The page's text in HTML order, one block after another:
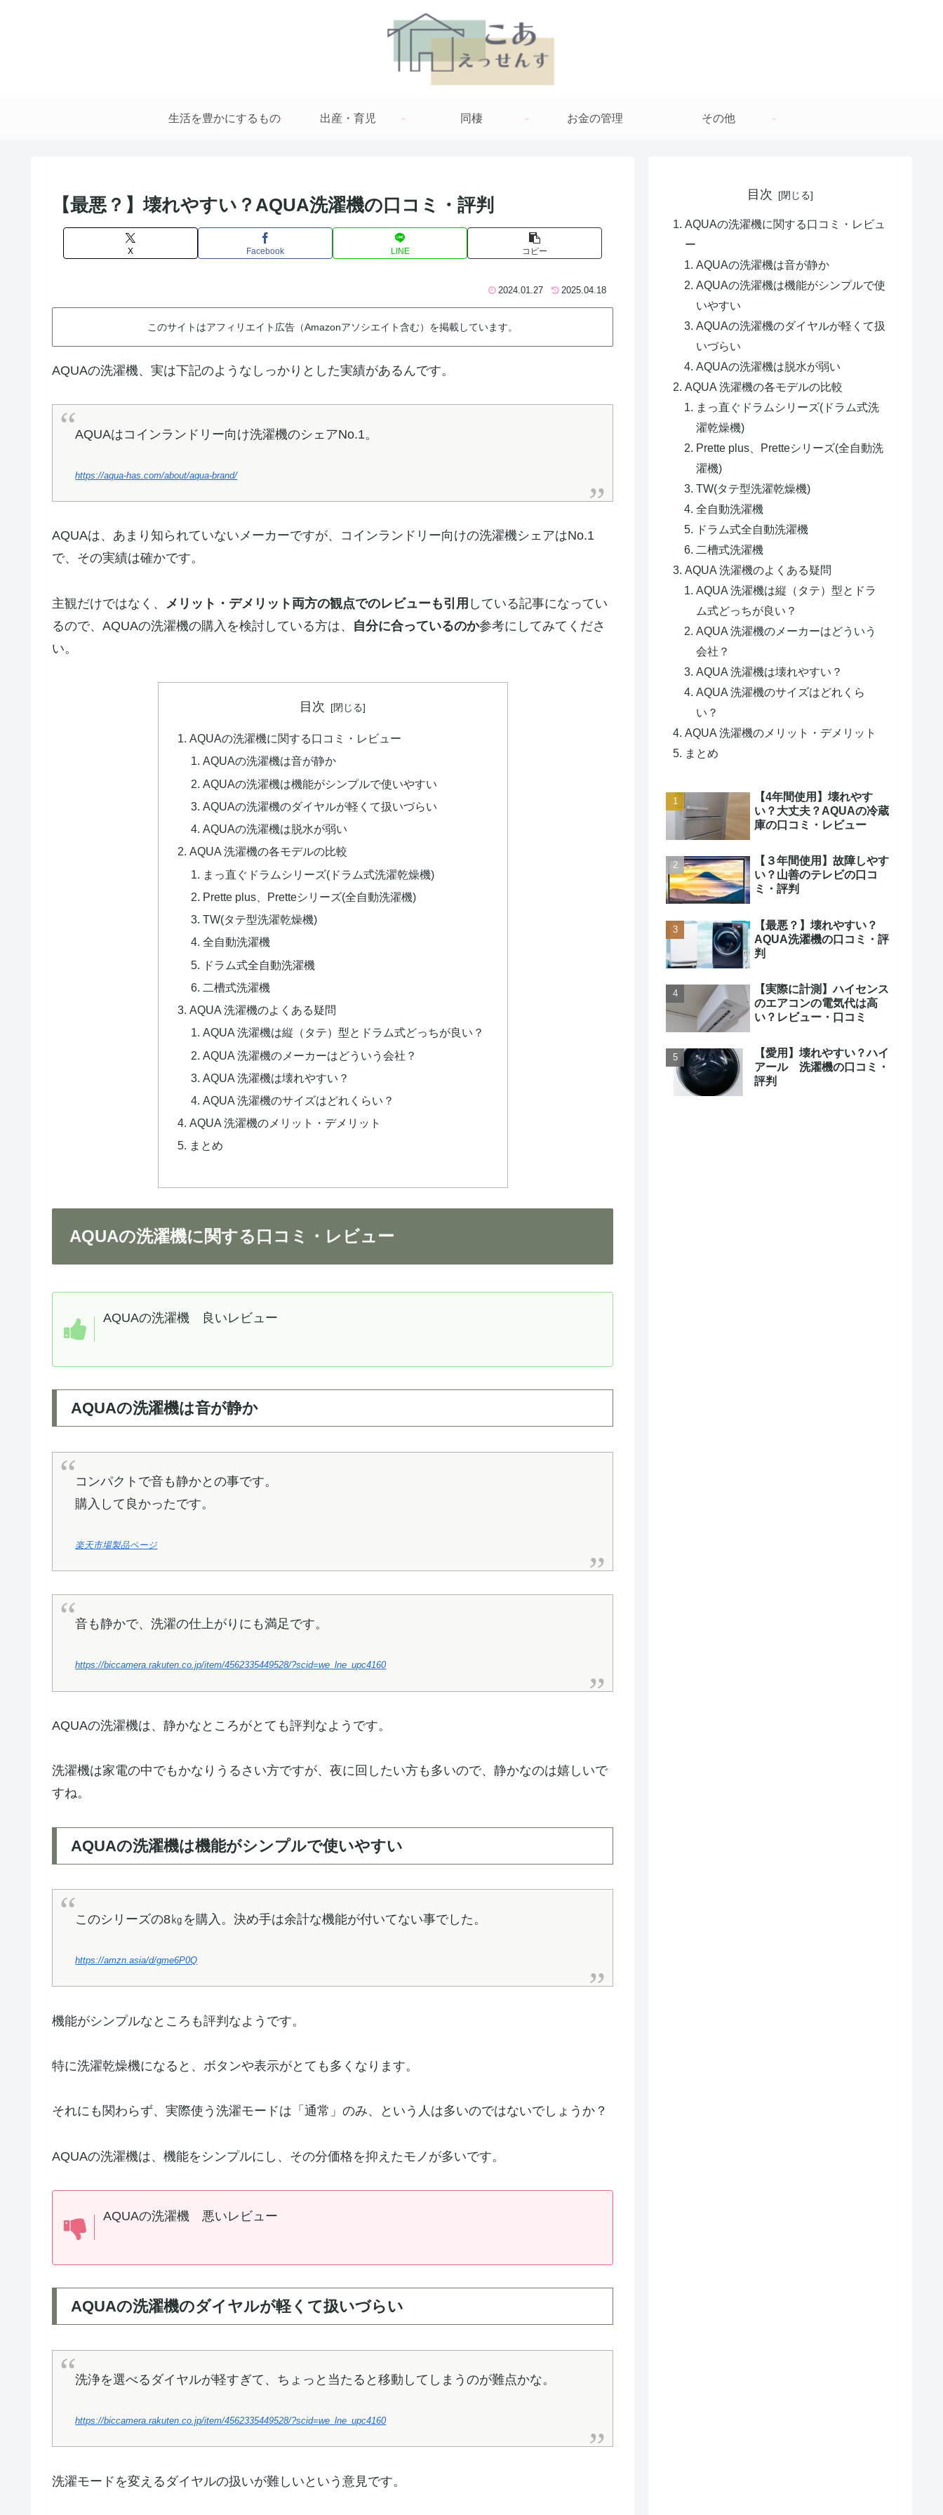
生活を豊かにするもの 出産・育児 同棲 お金の管理 その他
【最悪？】壊れやすい？AQUA洗濯機の口コミ・評判
X Facebook LINE コピー
2024.01.27 2025.04.18
このサイトはアフィリエイト広告（Amazonアソシエイト含む）を掲載しています。
AQUAの洗濯機、実は下記のようなしっかりとした実績があるんです。
AQUAはコインランドリー向け洗濯機のシェアNo.1。
https://aqua-has.com/about/aqua-brand/
AQUAは、あまり知られていないメーカーですが、コインランドリー向けの洗濯機シェアはNo.1
で、その実績は確かです。
主観だけではなく、 メリット・デメリット両方の観点でのレビューも引用 している記事になってい
るので、AQUAの洗濯機の購入を検討している方は、 自分に合っているのか参考にしてみてくださ
い。
目次
AQUAの洗濯機に関する口コミ・レビュー
AQUAの洗濯機は音が静か
AQUAの洗濯機は機能がシンプルで使いやすい
AQUAの洗濯機のダイヤルが軽くて扱いづらい
AQUAの洗濯機は脱水が弱い
AQUA 洗濯機の各モデルの比較
まっ直ぐドラムシリーズ(ドラム式洗濯乾燥機)
Prette plus、Pretteシリーズ(全自動洗濯機)
TW(タテ型洗濯乾燥機)
全自動洗濯機
ドラム式全自動洗濯機
二槽式洗濯機
AQUA 洗濯機のよくある疑問
AQUA 洗濯機は縦（タテ）型とドラム式どっちが良い？
AQUA 洗濯機のメーカーはどういう会社？
AQUA 洗濯機は壊れやすい？
AQUA 洗濯機のサイズはどれくらい？
AQUA 洗濯機のメリット・デメリット
まとめ
AQUAの洗濯機に関する口コミ・レビュー
AQUAの洗濯機 良いレビュー
AQUAの洗濯機は音が静か
コンパクトで音も静かとの事です。
購入して良かったです。
楽天市場製品ページ
音も静かで、洗濯の仕上がりにも満足です。
https://biccamera.rakuten.co.jp/item/4562335449528/?scid=we_lne_upc4160
AQUAの洗濯機は、静かなところがとても評判なようです。
洗濯機は家電の中でもかなりうるさい方ですが、夜に回したい方も多いので、静かなのは嬉しいで
すね。
AQUAの洗濯機は機能がシンプルで使いやすい
このシリーズの8㎏を購入。決め手は余計な機能が付いてない事でした。
https://amzn.asia/d/gme6P0Q
機能がシンプルなところも評判なようです。
特に洗濯乾燥機になると、ボタンや表示がとても多くなります。
それにも関わらず、実際使う洗濯モードは「通常」のみ、という人は多いのではないでしょうか？
AQUAの洗濯機は、機能をシンプルにし、その分価格を抑えたモノが多いです。
AQUAの洗濯機 悪いレビュー
AQUAの洗濯機のダイヤルが軽くて扱いづらい
洗浄を選べるダイヤルが軽すぎて、ちょっと当たると移動してしまうのが難点かな。
https://biccamera.rakuten.co.jp/item/4562335449528/?scid=we_lne_upc4160
洗濯モードを変えるダイヤルの扱いが難しいという意見です。
目次
AQUAの洗濯機に関する口コミ・レビュ
ー
AQUAの洗濯機は音が静か
AQUAの洗濯機は機能がシンプルで使
いやすい
AQUAの洗濯機のダイヤルが軽くて扱
いづらい
AQUAの洗濯機は脱水が弱い
AQUA 洗濯機の各モデルの比較
まっ直ぐドラムシリーズ(ドラム式洗
濯乾燥機)
Prette plus、Pretteシリーズ(全自動洗
濯機)
TW(タテ型洗濯乾燥機)
全自動洗濯機
ドラム式全自動洗濯機
二槽式洗濯機
AQUA 洗濯機のよくある疑問
AQUA 洗濯機は縦（タテ）型とドラ
ム式どっちが良い？
AQUA 洗濯機のメーカーはどういう
会社？
AQUA 洗濯機は壊れやすい？
AQUA 洗濯機のサイズはどれくら
い？
AQUA 洗濯機のメリット・デメリット
まとめ
【4年間使用】壊れやす
い？大丈夫？AQUAの冷蔵
庫の口コミ・レビュー
【３年間使用】故障しやす
い？山善のテレビの口コ
ミ・評判
【最悪？】壊れやすい？
AQUA洗濯機の口コミ・評
判
【実際に計測】ハイセンス
のエアコンの電気代は高
い？レビュー・口コミ
【愛用】壊れやすい？ハイ
アール 洗濯機の口コミ・
評判